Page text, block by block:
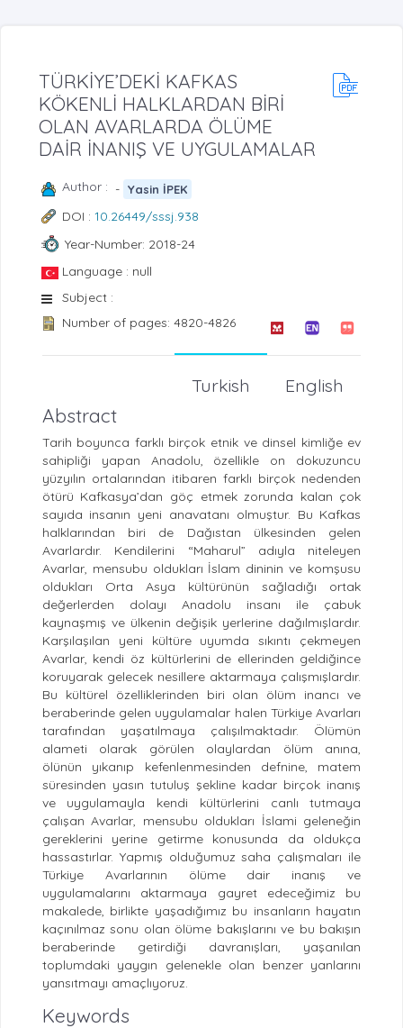
TÜRKİYE’DEKİ KAFKAS
KÖKENLİ HALKLARDAN BİRİ
OLAN AVARLARDA ÖLÜME
DAİR İNANIŞ VE UYGULAMALAR
Author : - Yasin İPEK
DOI : 10.26449/sssj.938
Year-Number: 2018-24
Language : null
Subject :
Number of pages: 4820-4826
English
Turkish
Abstract
Tarih boyunca farklı birçok etnik ve dinsel kimliğe ev
sahipliği yapan Anadolu, özellikle on dokuzuncu
yüzyılın ortalarından itibaren farklı birçok nedenden
ötürü Kafkasya’dan göç etmek zorunda kalan çok
sayıda insanın yeni anavatanı olmuştur. Bu Kafkas
halklarından biri de Dağıstan ülkesinden gelen
Avarlardır. Kendilerini “Maharul” adıyla niteleyen
Avarlar, mensubu oldukları İslam dininin ve komşusu
oldukları Orta Asya kültürünün sağladığı ortak
değerlerden dolayı Anadolu insanı ile çabuk
kaynaşmış ve ülkenin değişik yerlerine dağılmışlardır.
Karşılaşılan yeni kültüre uyumda sıkıntı çekmeyen
Avarlar, kendi öz kültürlerini de ellerinden geldiğince
koruyarak gelecek nesillere aktarmaya çalışmışlardır.
Bu kültürel özelliklerinden biri olan ölüm inancı ve
beraberinde gelen uygulamalar halen Türkiye Avarları
tarafından yaşatılmaya çalışılmaktadır. Ölümün
alameti olarak görülen olaylardan ölüm anına,
ölünün yıkanıp kefenlenmesinden defnine, matem
süresinden yasın tutuluş şekline kadar birçok inanış
ve uygulamayla kendi kültürlerini canlı tutmaya
çalışan Avarlar, mensubu oldukları İslami geleneğin
gereklerini yerine getirme konusunda da oldukça
hassastırlar. Yapmış olduğumuz saha çalışmaları ile
Türkiye Avarlarının ölüme dair inanış ve
uygulamalarını aktarmaya gayret edeceğimiz bu
makalede, birlikte yaşadığımız bu insanların hayatın
kaçınılmaz sonu olan ölüme bakışlarını ve bu bakışın
beraberinde getirdiği davranışları, yaşanılan
toplumdaki yaygın gelenekle olan benzer yanlarını
yansıtmayı amaçlıyoruz.
Keywords